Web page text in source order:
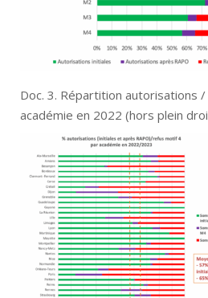
Doc. 3. Répartition autorisations
académie en 2022 (hors plein